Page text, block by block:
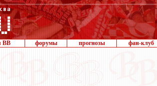
ВВ форумы прогнозы фан-клуб